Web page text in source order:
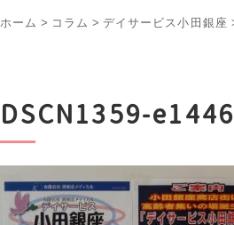
ホーム > コラム >デイサービス小田銀座
DSCN1359-